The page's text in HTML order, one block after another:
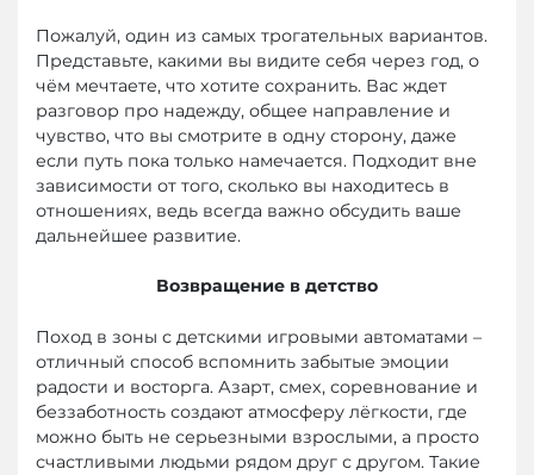
Пожалуй, один из самых трогательных вариантов.
Представьте, какими вы видите себя через год, о
чём мечтаете, что хотите сохранить. Вас ждет
разговор про надежду, общее направление и
чувство, что вы смотрите в одну сторону, даже
если путь пока только намечается. Подходит вне
зависимости от того, сколько вы находитесь в
отношениях, ведь всегда важно обсудить ваше
дальнейшее развитие.
Возвращение в детство
Поход в зоны с детскими игровыми автоматами –
отличный способ вспомнить забытые эмоции
радости и восторга. Азарт, смех, соревнование и
беззаботность создают атмосферу лёгкости, где
можно быть не серьезными взрослыми, а просто
счастливыми людьми рядом друг с другом. Такие